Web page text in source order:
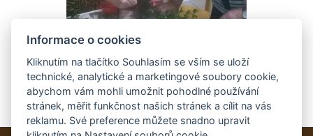
Informace o cookies
Kliknutím na tlačítko Souhlasím se vším se uloží
technické, analytické a marketingové soubory cookie,
abychom vám mohli umožnit pohodlné používání
stránek, měřit funkčnost našich stránek a cílit na vás
reklamu. Své preference můžete snadno upravit